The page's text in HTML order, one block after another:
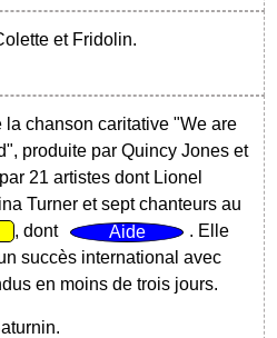
et Fridolin.
la chanson caritative "We are
produite par Quincy Jones et
21 artistes dont Lionel
Turner et sept chanteurs au
, dont
. Elle
succès international avec
en moins de trois jours.